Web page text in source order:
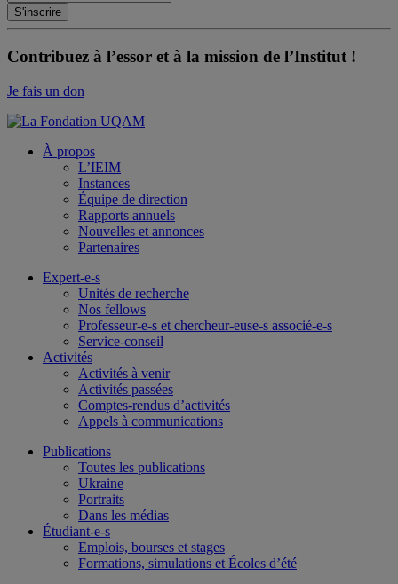
Contribuez à l’essor et à la mission de l’Institut !
Je fais un don
À propos
L’IEIM
Instances
Équipe de direction
Rapports annuels
Nouvelles et annonces
Partenaires
Expert-e-s
Unités de recherche
Nos fellows
Professeur-e-s et chercheur-euse-s associé-e-s
Service-conseil
Activités
Activités à venir
Activités passées
Comptes-rendus d’activités
Appels à communications
Publications
Toutes les publications
Ukraine
Portraits
Dans les médias
Étudiant-e-s
Emplois, bourses et stages
Formations, simulations et Écoles d’été